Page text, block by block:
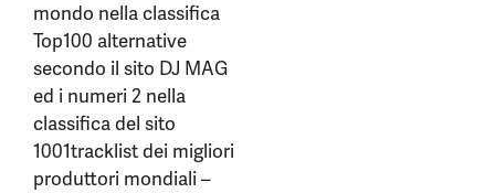
mondo nella classifica
Top100 alternative
secondo il sito DJ MAG
ed i numeri 2 nella
classifica del sito
1001tracklist dei migliori
produttori mondiali –